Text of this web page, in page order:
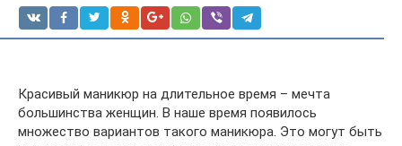
Красивый маникюр на длительное время – мечта
большинства женщин. В наше время появилось
множество вариантов такого маникюра. Это могут быть